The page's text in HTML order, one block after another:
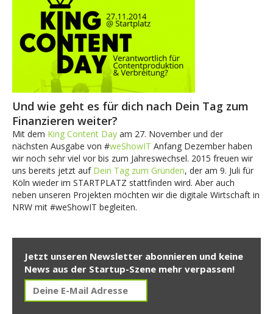
Und wie geht es für dich nach Dein Tag zum
Finanzieren weiter?
Mit dem King Content Day am 27. November und der
nächsten Ausgabe von #weShowIT Anfang Dezember haben
wir noch sehr viel vor bis zum Jahreswechsel. 2015 freuen wir
uns bereits jetzt auf Dein Tag zum Gründen, der am 9. Juli für
Köln wieder im STARTPLATZ stattfinden wird. Aber auch
neben unseren Projekten möchten wir die digitale Wirtschaft in
NRW mit #weShowIT begleiten.
Jetzt unseren Newsletter abonnieren und keine
News aus der Startup-Szene mehr verpassen!